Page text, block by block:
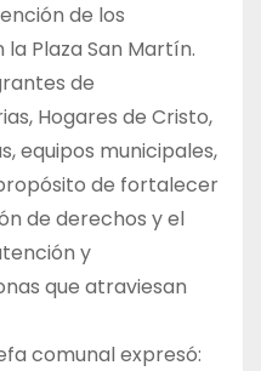
de los
Plaza San Martín.
de
Hogares de Cristo,
equipos municipales,
de fortalecer
de derechos y el
y
que atraviesan
comunal expresó: